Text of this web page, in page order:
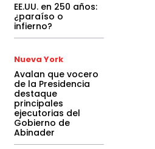
EE.UU. en 250 años:
¿paraíso o
infierno?
Nueva York
Avalan que vocero
de la Presidencia
destaque
principales
ejecutorias del
Gobierno de
Abinader